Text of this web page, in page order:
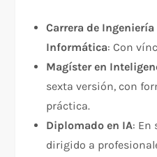
Carrera de
Informática: Con
Magíster en
sexta versión, con
práctica.​
Diplomado en IA: En
dirigido a